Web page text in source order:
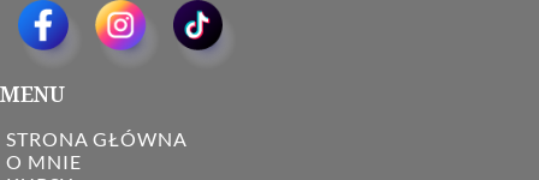
MENU
STRONA GŁÓWNA
O MNIE